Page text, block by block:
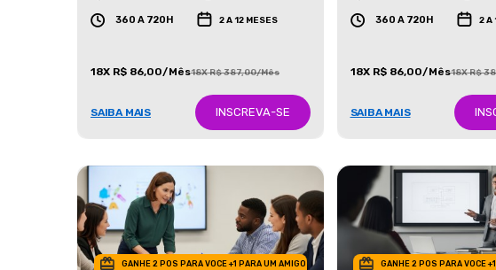
360 A 720H 2 A 12 MESES
18X R$ 86,00/Mês18X R$ 387,00/Mês
SAIBA MAIS INSCREVA-SE
360 A 720H 2 A
18X R$ 86,00/Mês18X R$
SAIBA MAIS
GANHE 2 POS PARA VOCE +1 PARA UM AMIGO GANHE 2 POS PARA VOCE